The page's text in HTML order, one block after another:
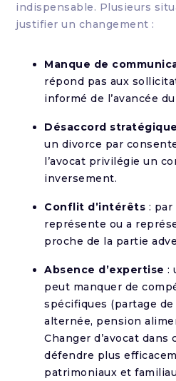
indispensable. Plusieurs
justifier un changement :
Manque de
répond pas aux
informé de l’avancée
Désaccord stratégique
un divorce par
l’avocat privilégie un
inversement.
Conflit d’intérêts : par
représente ou a
proche de la partie
Absence d’expertise :
peut manquer de
spécifiques (partage
alternée, pension
Changer d’avocat
défendre plus
patrimoniaux et